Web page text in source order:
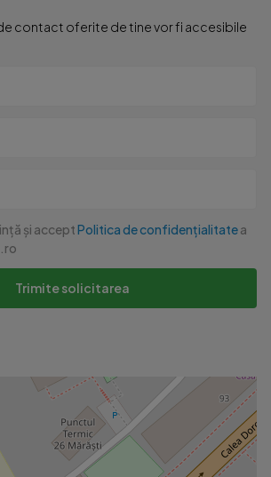
contact oferite de tine vor fi accesibile
și acceptPolitica de confidențialitatea
Trimite solicitarea